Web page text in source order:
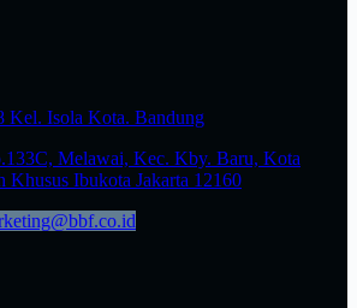
Kel. Isola Kota. Bandung
Melawai, Kec. Kby. Baru, Kota
Khusus Ibukota Jakarta 12160